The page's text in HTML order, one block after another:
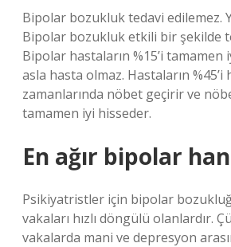
Bipolar bozukluk tedavi edilemez.
Bipolar bozukluk etkili bir şekilde
Bipolar hastaların %15’i tamamen
asla hasta olmaz. Hastaların %45’i
zamanlarında nöbet geçirir ve
tamamen iyi hisseder.
En ağır bipolar
Psikiyatristler için bipolar
vakaları hızlı döngülü olanlardır.
vakalarda mani ve depresyon